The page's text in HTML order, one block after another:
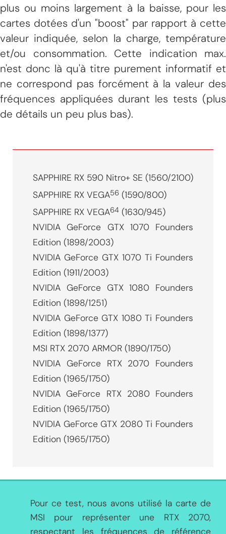
plus ou moins largement à la baisse, pour les
cartes dotées d'un "boost" par rapport à cette
valeur indiquée, selon la charge, température
et/ou consommation. Cette indication max.
n'est donc là qu'à titre purement informatif et
ne correspond pas forcément à la valeur des
fréquences appliquées durant les tests (plus
de détails un peu plus bas).
SAPPHIRE RX 590 Nitro+ SE (1560/2100)
SAPPHIRE RX VEGA56 (1590/800)
SAPPHIRE RX VEGA64 (1630/945)
NVIDIA GeForce GTX 1070 Founders
Edition (1898/2003)
NVIDIA GeForce GTX 1070 Ti Founders
Edition (1911/2003)
NVIDIA GeForce GTX 1080 Founders
Edition (1898/1251)
NVIDIA GeForce GTX 1080 Ti Founders
Edition (1898/1377)
MSI RTX 2070 ARMOR (1890/1750)
NVIDIA GeForce RTX 2070 Founders
Edition (1965/1750)
NVIDIA GeForce RTX 2080 Founders
Edition (1965/1750)
NVIDIA GeForce GTX 2080 Ti Founders
Edition (1965/1750)
Pour ce test, nous avons utilisé la carte de
MSI pour représenter une RTX 2070,
respectant les fréquences de référence